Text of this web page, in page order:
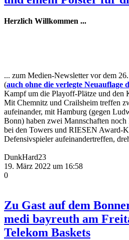
Herzlich Willkommen ...
... zum Medien-Newsletter vor dem
(auch ohne die verlegte Neuauflage
Kampf um die Playoff-Plätze und den
Mit Chemnitz und Crailsheim treffen
aufeinander, mit Hamburg (gegen
Bonn) haben zwei Mannschaften
bei den Towers und RIESEN Award-
Defensivspieler aufeinandertreffen,
DunkHard23
19. März 2022 um 16:58
0
Zu Gast auf dem
medi bayreuth am
Telekom Baskets